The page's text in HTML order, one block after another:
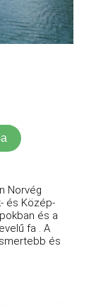
Norvég
és Közép-
és a
fa . A
és